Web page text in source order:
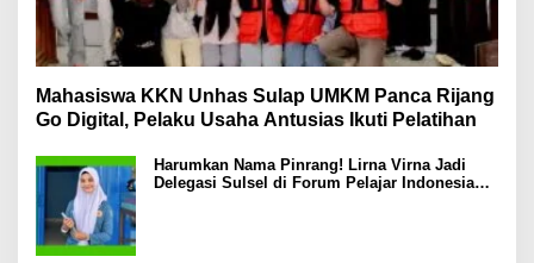
Mahasiswa KKN Unhas Sulap UMKM Panca Rijang
Go Digital, Pelaku Usaha Antusias Ikuti Pelatihan
Harumkan Nama Pinrang! Lirna Virna Jadi
Delegasi Sulsel di Forum Pelajar Indonesia